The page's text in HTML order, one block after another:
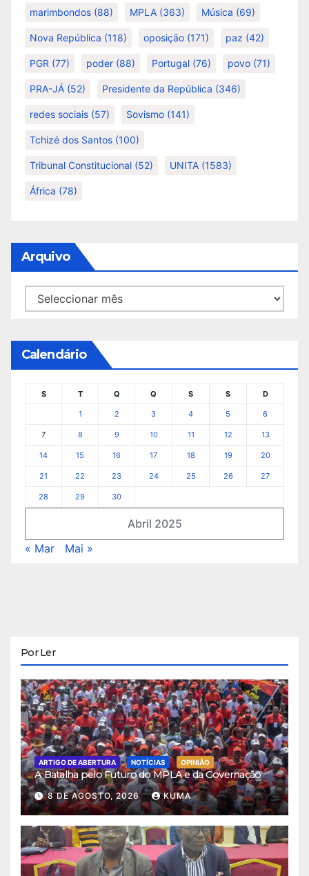
marimbondos (88) MPLA (363) Música (69)
Nova República (118) oposição (171) paz (42)
PGR (77) poder (88) Portugal (76) povo (71)
PRA-JÁ (52) Presidente da República (346)
redes sociais (57) Sovismo (141)
Tchizé dos Santos (100)
Tribunal Constitucional (52) UNITA (1583)
África (78)
Arquivo
Arquivo
Calendário
Abril 2025
S T Q Q S S D
1 2 3 4 5 6
7 8 9 10 11 12 13
14 15 16 17 18 19 20
21 22 23 24 25 26 27
28 29 30
« Mar Mai »
Por Ler
ARTIGO DE ABERTURA NOTÍCIAS OPINIÃO
A Batalha pelo Futuro do MPLA e da Governação
8 DE AGOSTO, 2026 KUMA